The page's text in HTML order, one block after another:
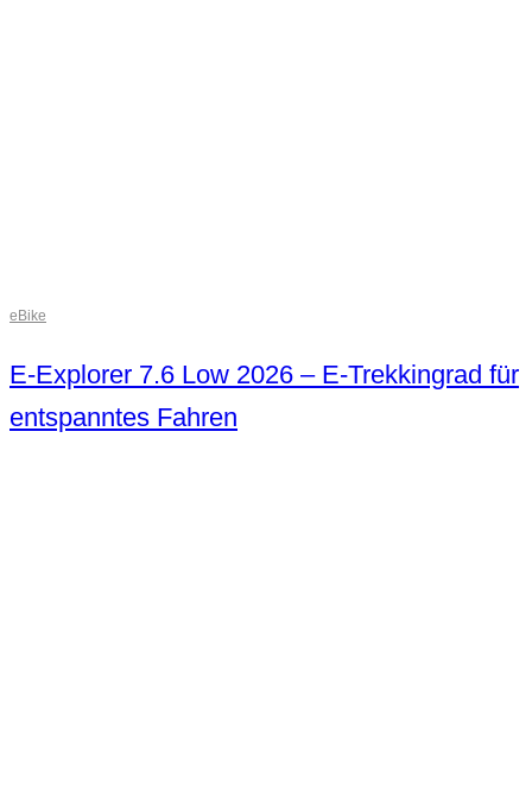
eBike
E-Explorer 7.6 Low 2026 – E-Trekkingrad für
entspanntes Fahren